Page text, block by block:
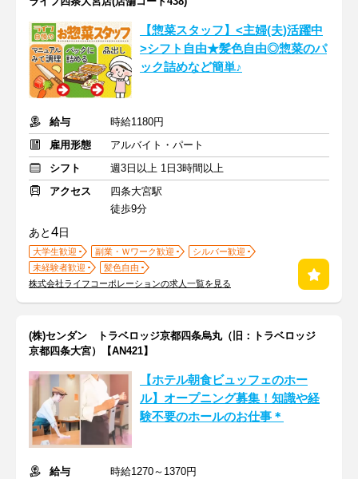
【惣菜スタッフ】<主婦(夫)活躍中
>シフト自由★髪色自由◎惣菜のパ
ック詰めなど簡単♪
給与
時給1180円
雇用形態
アルバイト・パート
シフト
週3日以上 1日3時間以上
アクセス
四条大宮駅
徒歩9分
あと4日
大学生歓迎 副業・Ｗワーク歓迎
シルバー歓迎
未経験者歓迎
髪色自由
株式会社ライフコーポレーションの求人一覧を見る
(株)センダン トラベロッジ京都四条烏丸（旧：トラベロッジ
京都四条大宮）【AN421】
【ホテル朝食ビュッフェのホー
ル】オープニング募集！知識や経
験不要のホールのお仕事＊
給与
時給1270～1370円